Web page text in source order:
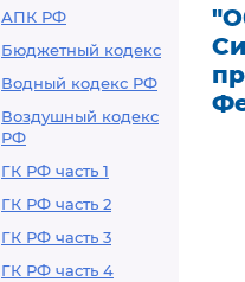
АПК РФ
Бюджетный кодекс
Водный кодекс РФ
Воздушный кодекс
РФ
ГК РФ часть 1
ГК РФ часть 2
ГК РФ часть 3
ГК РФ часть 4